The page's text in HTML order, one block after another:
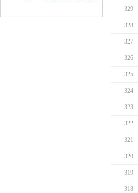
329
328
327
326
325
324
323
322
321
320
319
318